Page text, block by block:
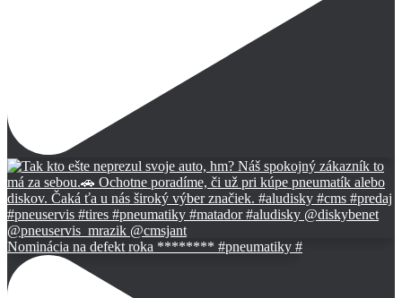
Nominácia na defekt roka ******** #pneumatiky #